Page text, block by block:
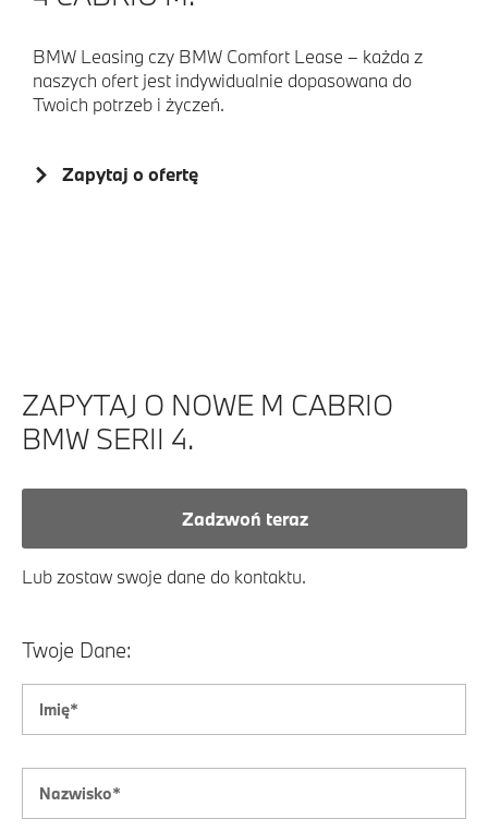
BMW Leasing czy BMW Comfort Lease – każda z
naszych ofert jest indywidualnie dopasowana do
Twoich potrzeb i życzeń.
Zapytaj o ofertę
ZAPYTAJ O NOWE M CABRIO
BMW SERII 4.
Zadzwoń teraz
Lub zostaw swoje dane do kontaktu.
Twoje Dane: